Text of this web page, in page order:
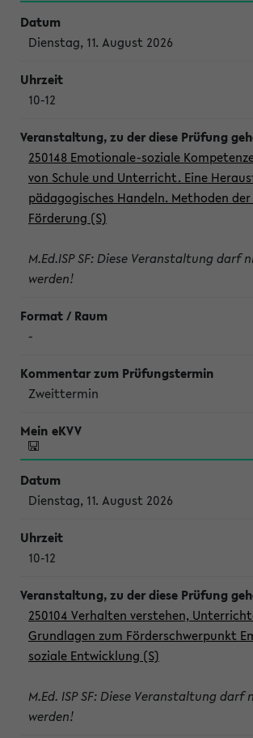
Dienstag, 11. August 2026
10-12
250148 Emotionale-soziale
von Schule und Unterricht. Eine
pädagogisches Handeln. Methoden
Förderung (S)
M.Ed.ISP SF: Diese Veranstaltung
werden!
-
Zweittermin
Dienstag, 11. August 2026
10-12
250104 Verhalten verstehen,
Grundlagen zum Förderschwerpunkt
soziale Entwicklung (S)
M.Ed. ISP SF: Diese Veranstaltung
werden!